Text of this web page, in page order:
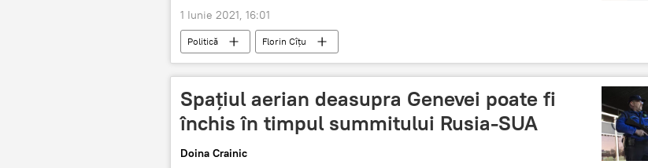
1 Iunie 2021, 16:01
Politică Florin Cîţu
Spațiul aerian deasupra Genevei poate fi
închis în timpul summitului Rusia-SUA
Doina Crainic